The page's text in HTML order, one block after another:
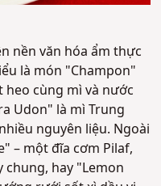
nền văn hóa ẩm thực
là món "Champon"
cùng mì và nước
Udon" là mì Trung
nguyên liệu. Ngoài
– một đĩa cơm Pilaf,
hay "Lemon